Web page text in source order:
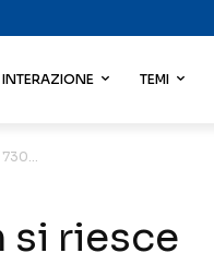
INTERAZIONE TEMI
si riesce